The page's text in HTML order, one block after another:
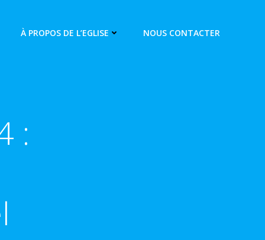
À PROPOS DE L’EGLISE NOUS CONTACTER
: